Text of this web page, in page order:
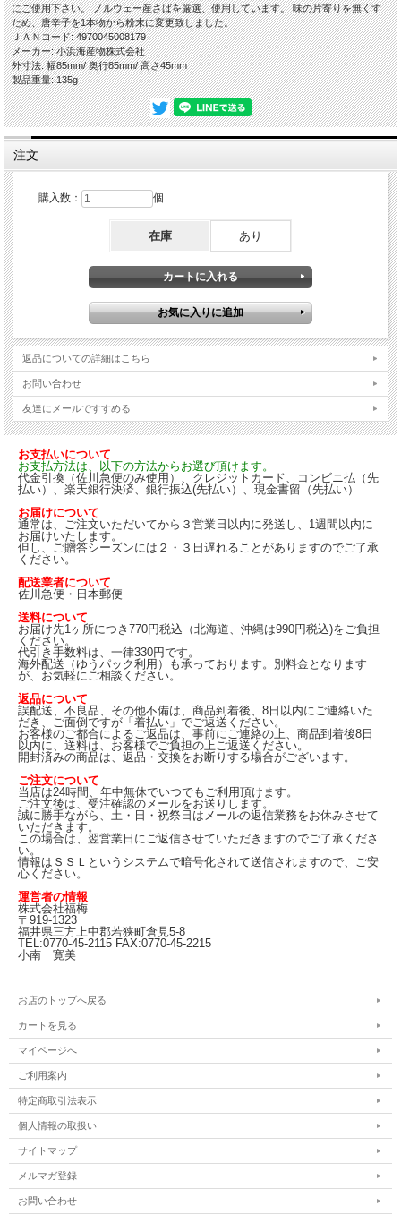
にご使用下さい。 ノルウェー産さばを厳選、使用しています。 味の片寄りを無くす
ため、唐辛子を1本物から粉末に変更致しました。
ＪＡＮコード: 4970045008179
メーカー: 小浜海産物株式会社
外寸法: 幅85mm/ 奥行85mm/ 高さ45mm
製品重量: 135g
注文
購入数： 個
在庫 あり
返品についての詳細はこちら
お問い合わせ
友達にメールですすめる
お支払いについて
お支払方法は、以下の方法からお選び頂けます。
代金引換（佐川急便のみ使用）、クレジットカード、コンビニ払（先
払い）、楽天銀行決済、銀行振込(先払い）、現金書留（先払い）
お届けについて
通常は、ご注文いただいてから３営業日以内に発送し、1週間以内に
お届けいたします。
但し、ご贈答シーズンには２・３日遅れることがありますのでご了承
ください。
配送業者について
佐川急便・日本郵便
送料について
お届け先1ヶ所につき770円税込（北海道、沖縄は990円税込)をご負担
ください。
代引き手数料は、一律330円です。
海外配送（ゆうパック利用）も承っております。別料金となります
が、お気軽にご相談ください。
返品について
誤配送、不良品、その他不備は、商品到着後、8日以内にご連絡いた
だき、ご面倒ですが「着払い」でご返送ください。
お客様のご都合によるご返品は、事前にご連絡の上、商品到着後8日
以内に、送料は、お客様でご負担の上ご返送ください。
開封済みの商品は、返品・交換をお断りする場合がございます。
ご注文について
当店は24時間、年中無休でいつでもご利用頂けます。
ご注文後は、受注確認のメールをお送りします。
誠に勝手ながら、土・日・祝祭日はメールの返信業務をお休みさせて
いただきます。
この場合は、翌営業日にご返信させていただきますのでご了承くださ
い。
情報はＳＳＬというシステムで暗号化されて送信されますので、ご安
心ください。
運営者の情報
株式会社福梅
〒919-1323
福井県三方上中郡若狭町倉見5-8
TEL:0770-45-2115 FAX:0770-45-2215
小南 寛美
お店のトップへ戻る
カートを見る
マイページへ
ご利用案内
特定商取引法表示
個人情報の取扱い
サイトマップ
メルマガ登録
お問い合わせ